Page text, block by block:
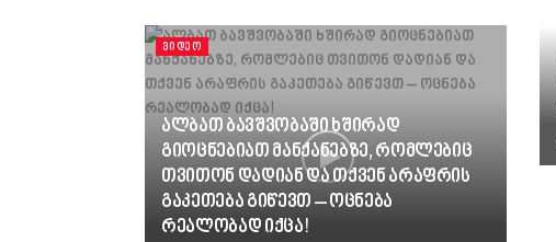
ᲕᲘᲓᲔᲝ
ალბათ ბავშვობაში ხშირად
გიოცნებიათ მანქანებზე, რომლებიც
თვითონ დადიან და თქვენ არაფრის
გაკეთება გიწევთ – ოცნება
რეალობად იქცა!